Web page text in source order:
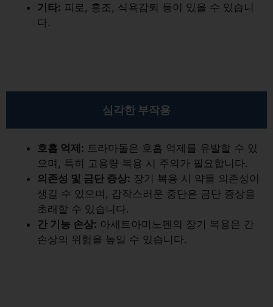
기타: 피로, 홍조, 식욕감퇴 등이 있을 수 있습니
다.
심각한 부작용
호흡 억제: 트라마돌은 호흡 억제를 유발할 수 있
으며, 특히 고용량 복용 시 주의가 필요합니다.
의존성 및 금단 증상: 장기 복용 시 약물 의존성이
생길 수 있으며, 갑작스러운 중단은 금단 증상을
초래할 수 있습니다.
간 기능 손상: 아세트아미노펜의 장기 복용은 간
손상의 위험을 높일 수 있습니다.